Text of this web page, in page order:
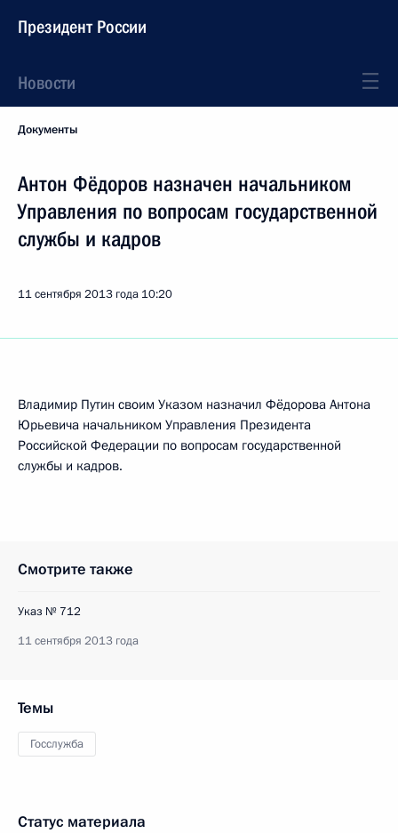
Президент России
Новости
Документы
Антон Фёдоров назначен начальником
Управления по вопросам государственной
службы и кадров
11 сентября 2013 года 10:20
Владимир Путин своим Указом назначил Фёдорова Антона
Юрьевича начальником Управления Президента
Российской Федерации по вопросам государственной
службы и кадров.
Смотрите также
Указ № 712
11 сентября 2013 года
Темы
Госслужба
Статус материала